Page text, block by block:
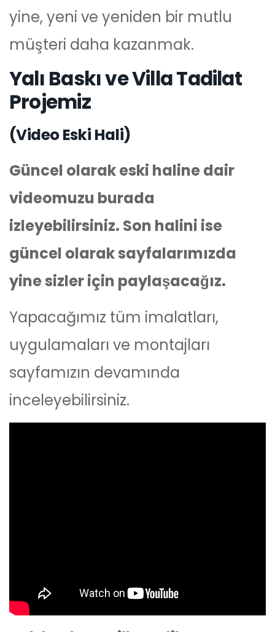
yine, yeni ve yeniden bir mutlu
müşteri daha kazanmak.
Yalı Baskı ve Villa Tadilat
Projemiz
(Video Eski Hali)
Güncel olarak eski haline dair
videomuzu burada
izleyebilirsiniz. Son halini ise
güncel olarak sayfalarımızda
yine sizler için paylaşacağız.
Yapacağımız tüm imalatları,
uygulamaları ve montajları
sayfamızın devamında
inceleyebilirsiniz.